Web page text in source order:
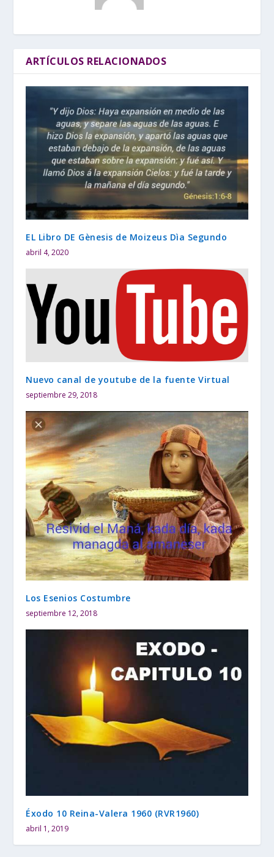
ARTÍCULOS RELACIONADOS
EL Libro DE Gènesis de Moizeus Dìa Segundo
abril 4, 2020
Nuevo canal de youtube de la fuente Virtual
septiembre 29, 2018
Los Esenios Costumbre
septiembre 12, 2018
Éxodo 10 Reina-Valera 1960 (RVR1960)
abril 1, 2019